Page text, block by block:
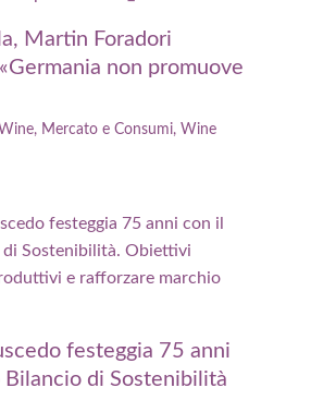
Martin Foradori
non promuove
, Mercato e Consumi, Wine
festeggia 75 anni
di Sostenibilità